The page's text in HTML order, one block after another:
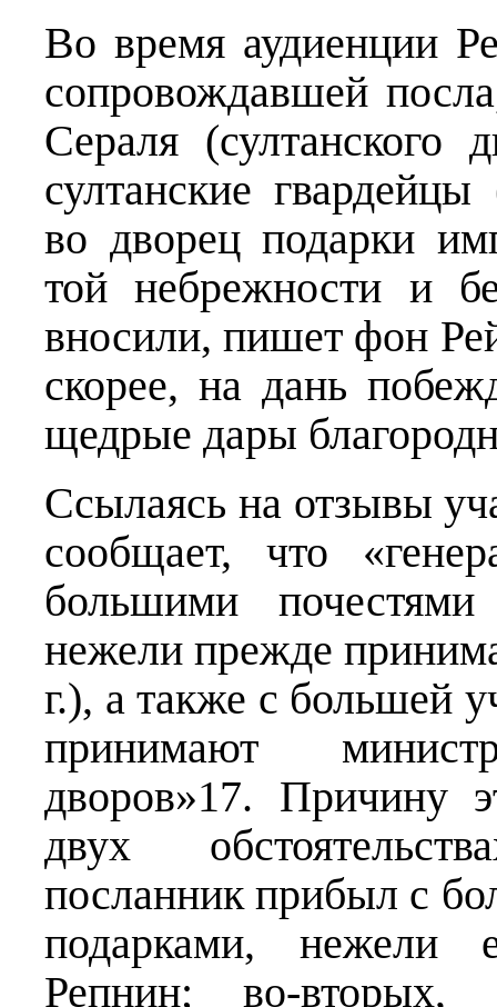
Во время аудиенции
сопровождавшей
Сераля
султанские
во дворец подарки
той небрежности и
вносили, пишет фон
скорее, на дань
щедрые дары
Ссылаясь на отзывы
сообщает, что
большими
нежели прежде
г.), а также с большей
принимают
дворов»17. Причину
двух
посланник прибыл с
подарками, нежели
Репнин; во-